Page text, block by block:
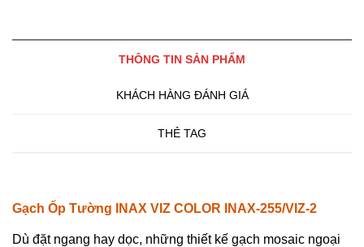
THÔNG TIN SẢN PHẨM
KHÁCH HÀNG ĐÁNH GIÁ
THẺ TAG
Gạch Ốp Tường INAX VIZ COLOR INAX-255/VIZ-2
Dù đặt ngang hay dọc, những thiết kế gạch mosaic ngoại